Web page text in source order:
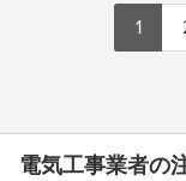
1
電気工事業者の